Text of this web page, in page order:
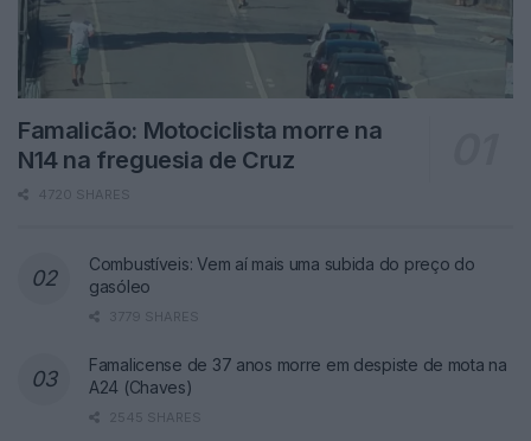
Famalicão: Motociclista morre na
N14 na freguesia de Cruz
4720 SHARES
Combustíveis: Vem aí mais uma subida do preço do
gasóleo
3779 SHARES
Famalicense de 37 anos morre em despiste de mota na
A24 (Chaves)
2545 SHARES